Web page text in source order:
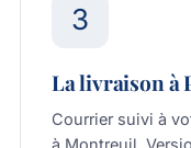
3
La livraison à
Courrier suivi à
à Montreuil.